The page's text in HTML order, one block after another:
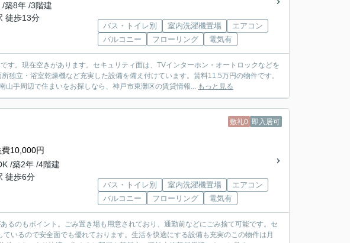
築8年 /3階建
徒歩13分
バス・トイレ別 室内洗濯機置場
エアコン
バルコニー
フローリング 電気有
す。現在空きがあります。セキュリティ面は、TVインターホン・オートロックなどを
独立・浴室乾燥機など充実した設備を備え付けています。賃料11.5万円の物件です。
手周辺で住まいをお探しなら、神戸市東灘区の賃貸情報... もっと見る
敷礼0 即入居可
10,000円
/築2年 /4階建
徒歩6分
バス・トイレ別 室内洗濯機置場
エアコン
バルコニー
フローリング 電気有
るのもポイント。ごみ置き場も用意されており、通勤前などにごみ捨て可能です。セ
いるので安全面でも優れております。生活を快適にする設備も充実のこの物件は月